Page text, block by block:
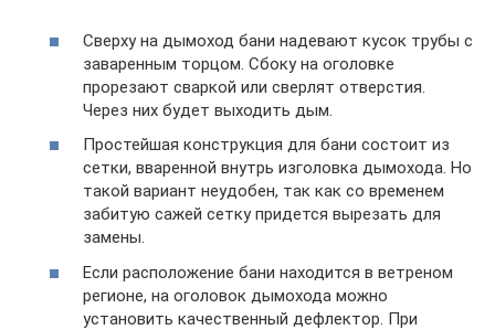
Сверху на дымоход бани надевают кусок трубы с
заваренным торцом. Сбоку на оголовке
прорезают сваркой или сверлят отверстия.
Через них будет выходить дым.
Простейшая конструкция для бани состоит из
сетки, вваренной внутрь изголовка дымохода. Но
такой вариант неудобен, так как со временем
забитую сажей сетку придется вырезать для
замены.
Если расположение бани находится в ветреном
регионе, на оголовок дымохода можно
установить качественный дефлектор. При